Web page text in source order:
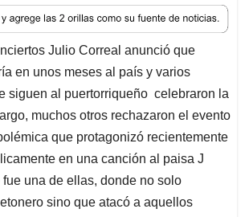
n
k
e
d
I
n
a
i
l
r
e
a
d
s
Julio Correal anunció que
en unos meses al país y varios
siguen al puertorriqueño celebraron la
muchos otros rechazaron el evento
que protagonizó recientemente
en una canción al paisa J
una de ellas, donde no solo
sino que atacó a aquellos